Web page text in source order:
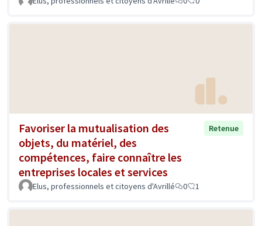
Favoriser la mutualisation des
objets, du matériel, des
compétences, faire connaître les
entreprises locales et services
Retenue
Elus, professionnels et citoyens d'Avrillé 0 1